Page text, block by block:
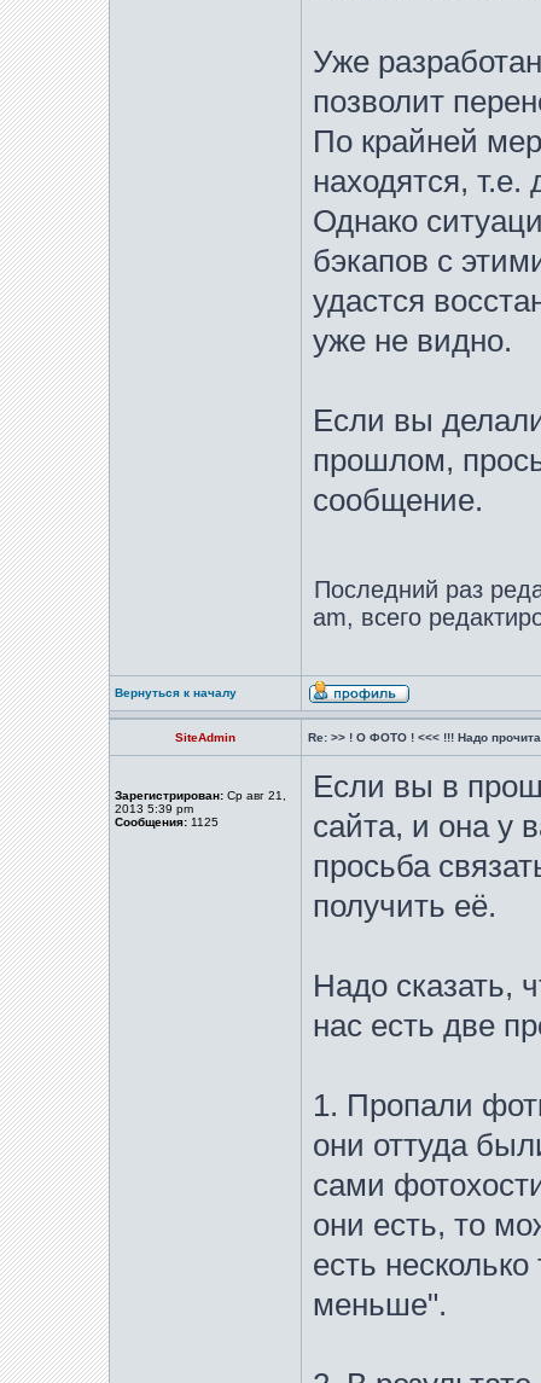
Уже
позволит
По крайней
находятся, т.е.
Однако
бэкапов с
удастся
уже не видно.
Если вы
прошлом,
сообщение.
Последний раз
am, всего
Вернуться к началу
SiteAdmin Re: >> ! О ФОТО ! <<< !!! Надо
Зарегистрирован: Ср авг 21,
2013 5:39 pm
Сообщения: 1125
Если вы в
сайта, и она у
просьба
получить её.
Надо сказать,
нас есть две
1. Пропали
они оттуда
сами
они есть, то
есть
меньше".